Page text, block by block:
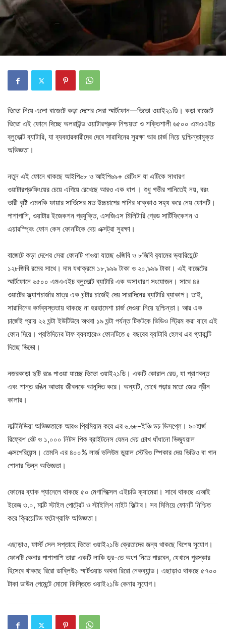
ভিভো নিয়ে এলো বাজেটে কড়া দেশের সেরা স্মার্টফোন—ভিভো ওয়াই২১ডি। কড়া বাজেটে
ভিভো এই ফোনে দিচ্ছে অলরাউন্ড ওয়াটারপ্রুফ নিশ্চয়তা ও শক্তিশালী ৬৫০০ এমএএইচ
ব্লুভোল্ট ব্যাটারি, যা ব্যবহারকারীদের দেবে সারাদিনের সুরক্ষা আর চার্জ নিয়ে দুশ্চিন্তামুক্ত
অভিজ্ঞতা।
নতুন এই ফোনে থাকছে আইপি৬৮ ও আইপি৬৯+ রেটিংস যা এটিকে সাধারণ
ওয়াটারপ্রুফিংয়ের চেয়ে এগিয়ে রেখেছে আরও এক ধাপ । শুধু গভীর পানিতেই নয়, বরং
ভারী বৃষ্টি এমনকি ফায়ার সার্ভিসের মত উচ্চচাপের পানির ধাক্কাও সহ্য করে নেয় ফোনটি।
পাশাপাশি, ওয়াটার ইজেকশন প্রযুক্তি, এসজিএস মিলিটারি গ্রেড সার্টিফিকেশন ও
এয়ারস্প্রিং ফোন কেস ফোনটিকে দেয় এক্সট্রা সুরক্ষা।
বাজেটে কড়া দেশের সেরা ফোনটি পাওয়া যাচ্ছে ৬জিবি ও ৮জিবি র‍্যামের ভ্যারিয়েন্টে
১২৮জিবি রমের সাথে। দাম যথাক্রমে ১৮,৯৯৯ টাকা ও ২০,৯৯৯ টাকা। এই বাজেটের
স্মার্টফোনে ৬৫০০ এমএএইচ ব্লুভোল্ট ব্যাটারি এক অসাধারণ সংযোজন। সাথে ৪৪
ওয়াটের ফ্ল্যাশচার্জার মাত্র এক ঘন্টার চার্জেই দেয় সারাদিনের ব্যাটারি ব্যাকাপ। তাই,
সারাদিনের কর্মব্যস্ততায় থাকছে না হরহামেশা চার্জ দেওয়া নিয়ে দুশ্চিন্তা। আর এক
চার্জেই প্রায় ২২ ঘন্টা ইউটিউবে অথবা ১৯ ঘন্টা পর্যন্ত টিকটকে ভিডিও স্ট্রিম করা যাবে এই
ফোন দিয়ে। প্রতিদিনের টাফ ব্যবহারেও ফোনটিতে ৫ বছরের ব্যাটারি হেলথ এর গ্যারান্টি
দিচ্ছে ভিভো।
নজরকাড়া দুটি রঙে পাওয়া যাচ্ছে ভিভো ওয়াই২১ডি। একটি কোরাল রেড, যা প্রাণবন্ত
এবং শান্ত রঙিন আভায় জীবনকে আনন্দিত করে। অন্যটি, চোখে পড়ার মতো জেড গ্রীন
কালার।
মাল্টিমিডিয়া অভিজ্ঞতাকে আরও প্রিমিয়াম করে এর ৬.৬৮-ইঞ্চি ডচ ডিসপ্লে। ৯০হার্জ
রিফ্রেশ রেট ও ১,০০০ নিটস পিক ব্রাইটনেস যেমন দেয় চোখ ধাঁধানো ভিজ্যুয়াল
এক্সপেরিয়েন্স। তেমনি এর ৪০০% লার্জ ভলিউম ডুয়াল স্টেরিও স্পিকার দেয় ভিডিও বা গান
শোনার ভিন্ন অভিজ্ঞতা।
ফোনের ব্যাক প্যানেলে থাকছে ৫০ মেগাপিক্সেল এইচডি ক্যামেরা। সাথে থাকছে এআই
ইরেজ ৩.০, মাল্টি স্টাইল পোট্রেট ও স্টাইলিশ নাইট ফিল্টার। সব মিলিয়ে ফোনটি নিশ্চিত
করে ক্রিয়েটিভ ফটোগ্রাফি অভিজ্ঞতা।
এছাড়াও, ফার্স্ট সেল সপ্তাহে ভিভো ওয়াই২১ডি ক্রেতাদের জন্য থাকছে বিশেষ সুযোগ।
ফোনটি কেনার পাশাপাশি তারা একটি লাকি ড্র-তে অংশ নিতে পারবেন, যেখানে পুরস্কার
হিসেবে থাকছে রিরো ডাব্লিউ১ স্মার্টওয়াচ অথবা রিরো নেকব্যান্ড। এছাড়াও থাকছে ৫৭০০
টাকা ডাউন পেমেন্টে মোমো কিস্তিতে ওয়াই২১ডি কেনার সুযোগ।